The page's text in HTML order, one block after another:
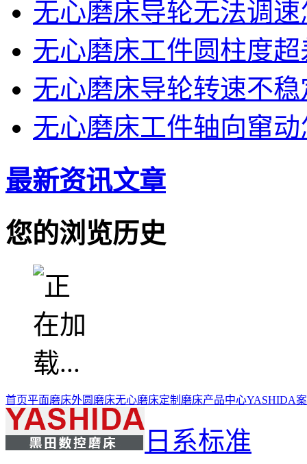
无心磨床导轮无法调
无心磨床工件圆柱度
无心磨床导轮转速不
无心磨床工件轴向窜
最新资讯文章
您的浏览历史
首页平面磨床外圆磨床无心磨床定制磨床产品中心YASHIDA
日系标准